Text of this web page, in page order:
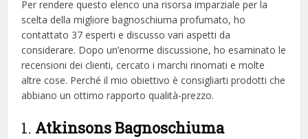
Per rendere questo elenco una risorsa imparziale per la
scelta della migliore bagnoschiuma profumato, ​​ho
contattato 37 esperti e discusso vari aspetti da
considerare. Dopo un’enorme discussione, ho esaminato le
recensioni dei clienti, cercato i marchi rinomati e molte
altre cose. Perché il mio obiettivo è consigliarti prodotti che
abbiano un ottimo rapporto qualità-prezzo.
1. Atkinsons Bagnoschiuma